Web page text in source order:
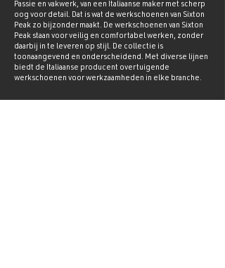
Passie en vakwerk, van een Italiaanse maker met scherp
oog voor detail. Dat is wat de werkschoenen van Sixton
Peak zo bijzonder maakt. De werkschoenen van Sixton
Peak staan voor veilig en comfortabel werken, zonder
daarbij in te leveren op stijl. De collectie is
toonaangevend en onderscheidend. Met diverse lijnen
biedt de Italiaanse producent overtuigende
werkschoenen voor werkzaamheden in elke branche.